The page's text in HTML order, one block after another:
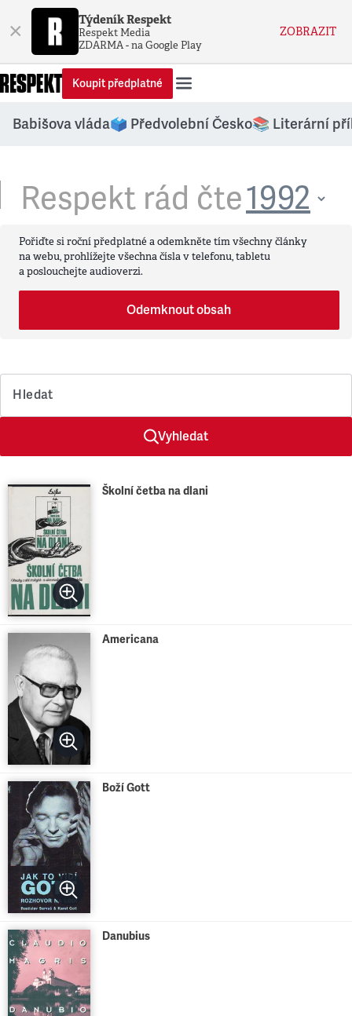
× Týdeník Respekt
Respekt Media
ZDARMA - na Google Play
ZOBRAZIT
Koupit předplatné
Babišova vláda🗳️ Předvolební Česko📚 Literární
Respekt rád čte
Pořiďte si roční předplatné a odemkněte tím všechny články
na webu, prohlížejte všechna čísla v telefonu, tabletu
a poslouchejte audioverzi.
Odemknout obsah
Hledat
Vyhledat
Školní četba na dlani
Americana
Boží Gott
Danubius